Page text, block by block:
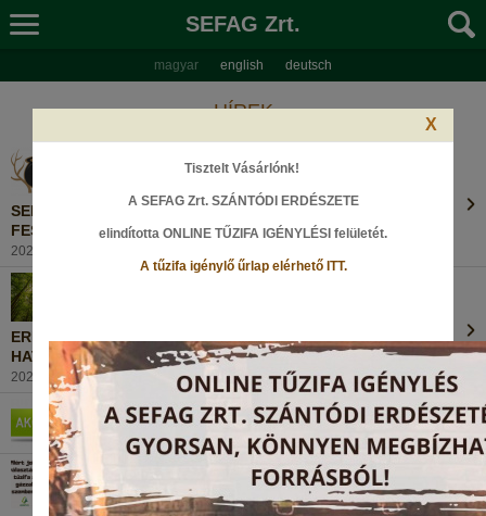
SEFAG Zrt.
magyar english deutsch
HÍREK
SEFAGOS SIKER A NEMZETKÖZI VADGASZTRONÓMIAI
FESZTIVÁLON
2024. szeptember 9., Hétfő
ERDŐTERÜLETEINK ALAKULÁSA A FAKITERMELÉS
HATÁSÁRA...
2024. augusztus 29., Csütörtök
MEGHOSSZABBÍTOTT FUVARDÍJ AKCIÓ!
2024. augusztus 26., Hétfő
X
Tisztelt Vásárlónk!
A SEFAG Zrt. SZÁNTÓDI ERDÉSZETE
elindította ONLINE TŰZIFA IGÉNYLÉSI felületét.
A tűzifa igénylő űrlap elérhető ITT.